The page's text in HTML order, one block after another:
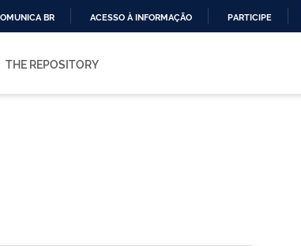
O
BR ACESSO À INFORMAÇÃO PARTICIPE
THE REPOSITORY